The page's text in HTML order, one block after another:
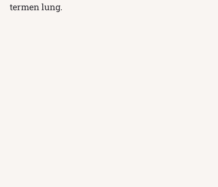
termen lung.